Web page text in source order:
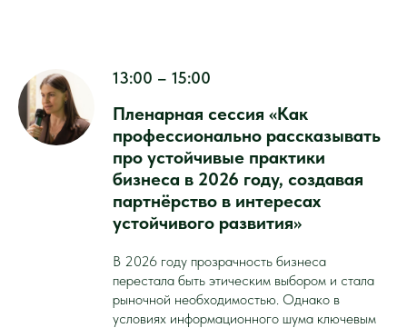
13:00 – 15:00
Пленарная сессия «Как
профессионально рассказывать
про устойчивые практики
бизнеса в 2026 году, создавая
партнёрство в интересах
устойчивого развития»
В 2026 году прозрачность бизнеса
перестала быть этическим выбором и стала
рыночной необходимостью. Однако в
условиях информационного шума ключевым